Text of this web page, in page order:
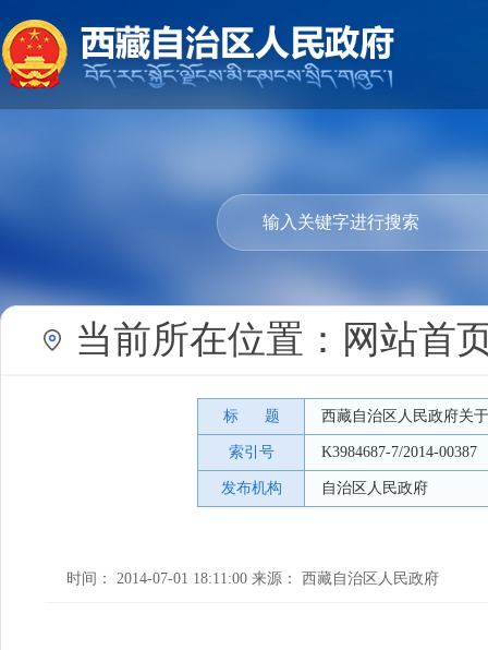
当前所在位置： 网站首
标 题 西藏自治区人民政府关
索引号 K3984687-7/2014-00387
发布机构 自治区人民政府
时间： 2014-07-01 18:11:00 来源： 西藏自治区人民政府